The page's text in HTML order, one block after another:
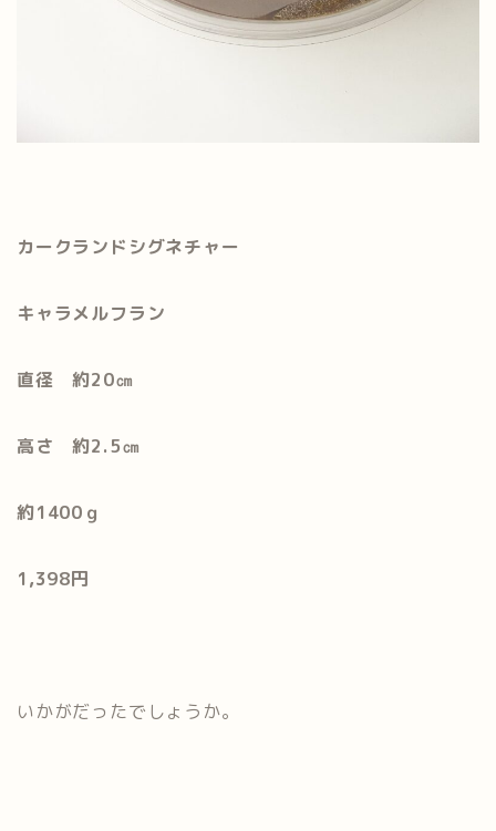
カークランドシグネチャー
キャラメルフラン
直径 約20㎝
高さ 約2.5㎝
約1400ｇ
1,398円
いかがだったでしょうか。